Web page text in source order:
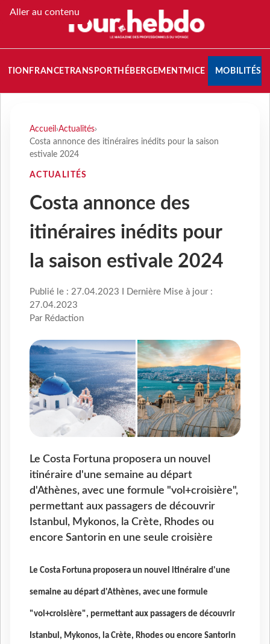
Aller au contenu
FRANCETRANSPORT HÉBERGEMENTMICE MOBILITÉS
Accueil ›Actualités›
Costa annonce des itinéraires inédits pour la saison
estivale 2024
ACTUALITÉS
Costa annonce des
itinéraires inédits pour
la saison estivale 2024
Publié le : 27.04.2023 I Dernière Mise à jour :
27.04.2023
Par Rédaction
Le Costa Fortuna proposera un nouvel
itinéraire d'une semaine au départ
d'Athènes, avec une formule "vol+croisière",
permettant aux passagers de découvrir
Istanbul, Mykonos, la Crète, Rhodes ou
encore Santorin en une seule croisière
Le Costa Fortuna proposera un nouvel itinéraire d'une
semaine au départ d'Athènes, avec une formule
"vol+croisière", permettant aux passagers de découvrir
Istanbul, Mykonos, la Crète, Rhodes ou encore Santorin